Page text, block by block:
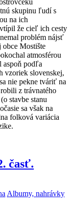
skupinu ľudí s
na ich
že cieľ ich cesty
problém nájsť
obce Mostište
atmosférou
aspoň podľa
vzoriek slovenskej,
nie pekne tváriť na
z trávnatého
stavbe stanu
sa však na
folková variácia
časť.
Albumy, nahrávky